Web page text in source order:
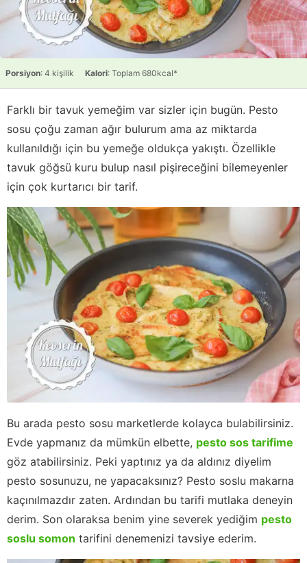
Porsiyon: 4 kişilik Kalori: Toplam 680kcal*
Farklı bir tavuk yemeğim var sizler için bugün. Pesto
sosu çoğu zaman ağır bulurum ama az miktarda
kullanıldığı için bu yemeğe oldukça yakıştı. Özellikle
tavuk göğsü kuru bulup nasıl pişireceğini bilemeyenler
için çok kurtarıcı bir tarif.
Bu arada pesto sosu marketlerde kolayca bulabilirsiniz.
Evde yapmanız da mümkün elbette, pesto sos tarifime
göz atabilirsiniz. Peki yaptınız ya da aldınız diyelim
pesto sosunuzu, ne yapacaksınız? Pesto soslu makarna
kaçınılmazdır zaten. Ardından bu tarifi mutlaka deneyin
derim. Son olaraksa benim yine severek yediğim pesto
soslu somon tarifini denemenizi tavsiye ederim.